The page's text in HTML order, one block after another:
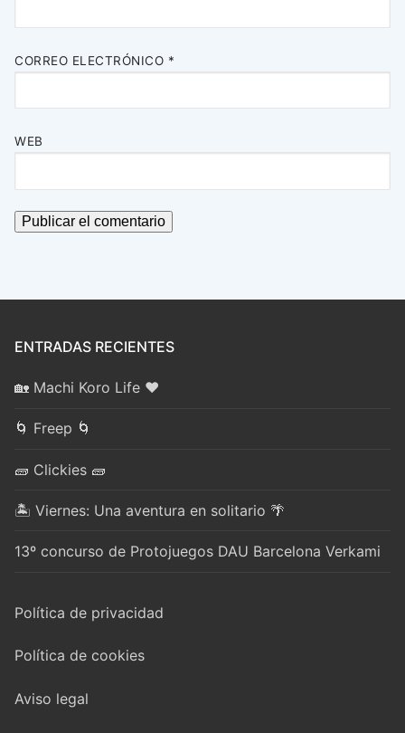
CORREO ELECTRÓNICO *
WEB
ENTRADAS RECIENTES
🏡 Machi Koro Life ❤️
🌀 Freep 🌀
🧱 Clickies 🧱
🏝️ Viernes: Una aventura en solitario 🌴
13º concurso de Protojuegos DAU Barcelona Verkami
Política de privacidad
Política de cookies
Aviso legal